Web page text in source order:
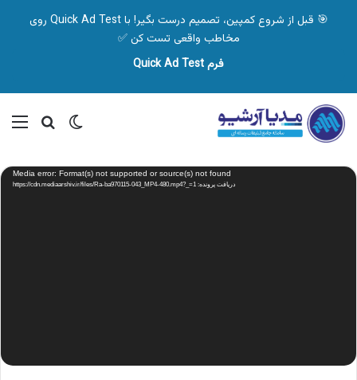
🎯 قبل از شروع کمپین، تصمیم درست بگیر! با Quick Ad Test روی
مخاطب واقعی تست کن ✅
فرم Quick Ad Test
تغییر پوسته
نمایشگر
ویدیو Media error: Format(s) not supported or source(s) not found
دریافت پرونده: https://cdn.mediaarshiv.ir/files/Ra-ba970115-043_MP4-480.mp4?_=1